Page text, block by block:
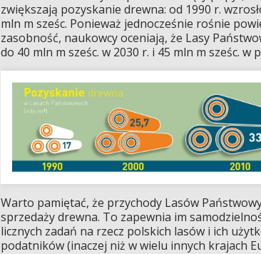
zwiększają pozyskanie drewna: od 1990 r.
mln m sześc. Ponieważ jednocześnie rośnie
zasobność, naukowcy oceniają, że Lasy
do 40 mln m sześc. w 2030 r. i 45 mln m sześc. w
Warto pamiętać, że przychody Lasów
sprzedaży drewna. To zapewnia im
licznych zadań na rzecz polskich lasów i ich
podatników (inaczej niż w wielu innych krajach